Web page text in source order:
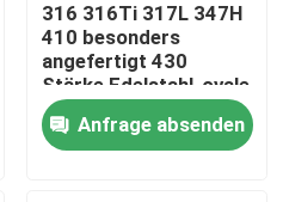
316 316Ti 317L 347H
410 besonders
angefertigt 430
Stärke Edelstahl-ovale
helle Rod Bars 8mm
Anfrage absenden